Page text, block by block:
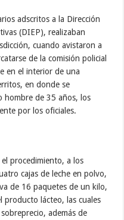
adscritos a la Dirección
(DIEP), realizaban
cuando avistaron a
de la comisión policial
en el interior de una
en donde se
hombre de 35 años, los
por los oficiales.
procedimiento, a los
cajas de leche en polvo,
de 16 paquetes de un kilo,
lácteo, las cuales
además de